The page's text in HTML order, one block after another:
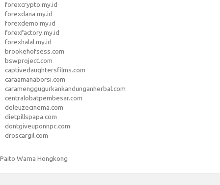
forexcrypto.my.id
forexdana.my.id
forexdemo.my.id
forexfactory.my.id
forexhalal.my.id
brookehofsess.com
bswproject.com
captivedaughtersfilms.com
caraamanaborsi.com
caramenggugurkankandunganherbal.com
centralobatpembesar.com
deleuzecinema.com
dietpillspapa.com
dontgiveuponnpc.com
droscargil.com
Paito Warna Hongkong